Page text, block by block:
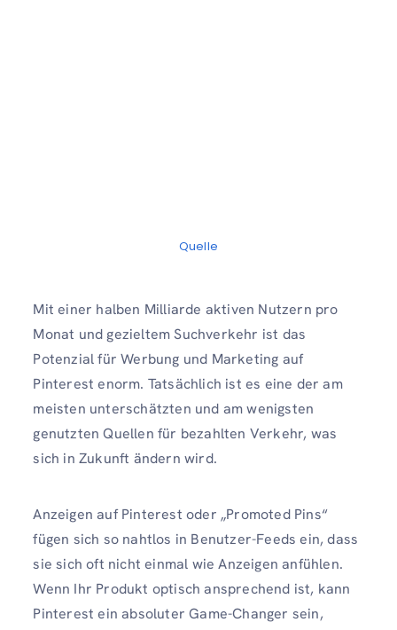
Quelle
Mit einer halben Milliarde aktiven Nutzern pro
Monat und gezieltem Suchverkehr ist das
Potenzial für Werbung und Marketing auf
Pinterest enorm. Tatsächlich ist es eine der am
meisten unterschätzten und am wenigsten
genutzten Quellen für bezahlten Verkehr, was
sich in Zukunft ändern wird.
Anzeigen auf Pinterest oder „Promoted Pins“
fügen sich so nahtlos in Benutzer-Feeds ein, dass
sie sich oft nicht einmal wie Anzeigen anfühlen.
Wenn Ihr Produkt optisch ansprechend ist, kann
Pinterest ein absoluter Game-Changer sein,